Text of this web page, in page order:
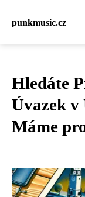
punkmusic.cz
Hledáte
Úvazek v
Máme